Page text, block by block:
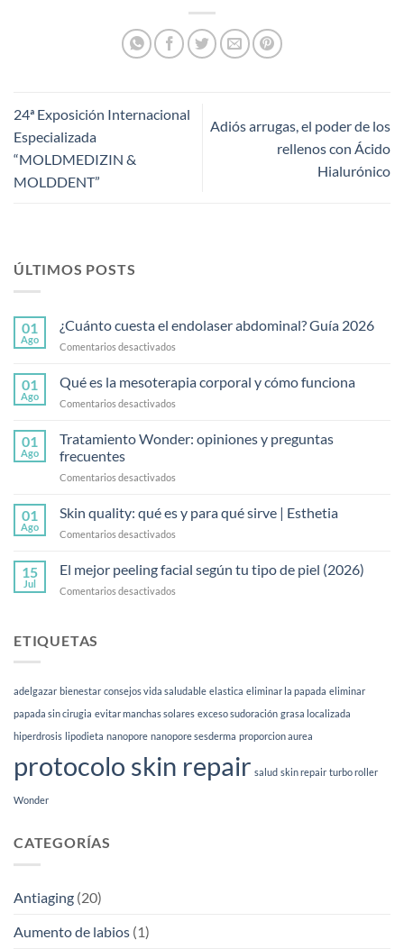
24ª Exposición Internacional
Especializada
“MOLDMEDIZIN &
MOLDDENT”
Adiós arrugas, el poder de los
rellenos con Ácido
Hialurónico
ÚLTIMOS POSTS
01
Ago
¿Cuánto cuesta el endolaser abdominal? Guía 2026
Comentarios desactivados
cuesta
el
endolaser
Guía
01
Ago
Qué es la mesoterapia corporal y cómo funciona
Comentarios desactivados
es
la
corporal
cómo
funciona
01
Ago
Tratamiento Wonder: opiniones y preguntas
frecuentes
Comentarios desactivados
opiniones
y
frecuentes
01
Ago
Skin quality: qué es y para qué sirve | Esthetia
Comentarios desactivados
quality:
qué
es
Esthetia
15
Jul
El mejor peeling facial según tu tipo de piel (2026)
Comentarios desactivados
tipo
de
(2026)
ETIQUETAS
adelgazar bienestar consejos vida saludable elastica eliminar la papada eliminar
papada sin cirugia evitar manchas solares exceso sudoración grasa localizada
hiperdrosis lipodieta nanopore nanopore sesderma proporcion aurea
protocolo skin repair salud skin repair turbo roller
Wonder
CATEGORÍAS
Antiaging (20)
Aumento de labios (1)